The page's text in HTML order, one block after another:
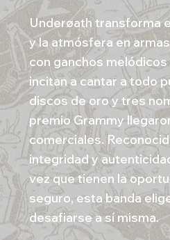
Underøath transforma
y la atmósfera en
con ganchos
incitan a cantar a todo
discos de oro y tres
premio Grammy
comerciales.
integridad y
vez que tienen la
seguro, esta banda
desafiarse a sí misma.